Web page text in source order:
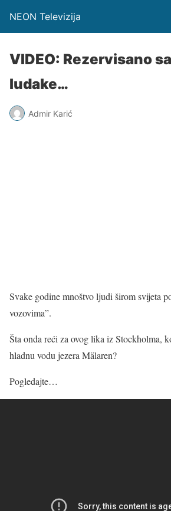
NEON Televizija
VIDEO: Rezervisano
ludake…
Admir Karić
Svake godine mnoštvo ljudi širom svijeta
vozovima”.
Šta onda reći za ovog lika iz Stockholma,
hladnu vodu jezera Mälaren?
Pogledajte…